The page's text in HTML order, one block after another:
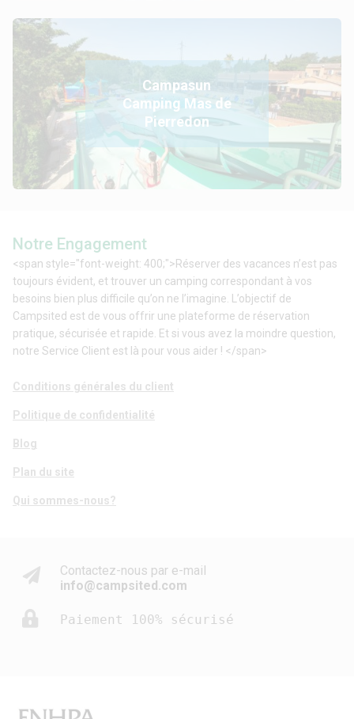
Campasun
Camping Mas de
Pierredon
Notre Engagement
<span style="font-weight: 400;">Réserver des vacances n’est pas
toujours évident, et trouver un camping correspondant à vos
besoins bien plus difficile qu’on ne l’imagine. L’objectif de
Campsited est de vous offrir une plateforme de réservation
pratique, sécurisée et rapide. Et si vous avez la moindre question,
notre Service Client est là pour vous aider ! </span>
Conditions générales du client
Politique de confidentialité
Blog
Plan du site
Qui sommes-nous?
Contactez-nous par e-mail
info@campsited.com
Paiement 100% sécurisé